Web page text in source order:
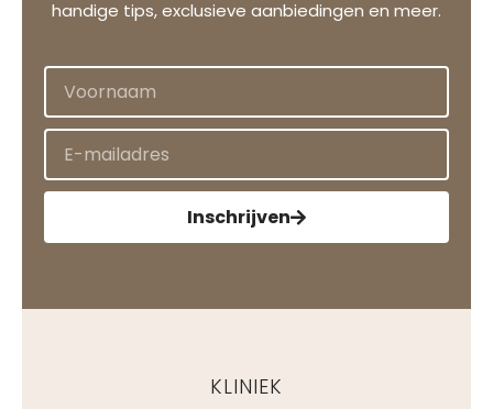
handige tips, exclusieve aanbiedingen en meer.
Inschrijven
KLINIEK